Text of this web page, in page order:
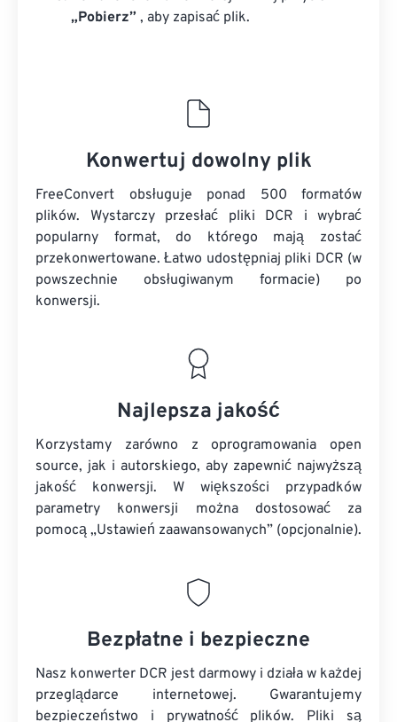
„Pobierz” , aby zapisać plik.
Konwertuj dowolny plik
FreeConvert obsługuje ponad 500 formatów
plików. Wystarczy przesłać pliki DCR i wybrać
popularny format, do którego mają zostać
przekonwertowane. Łatwo udostępniaj pliki DCR (w
powszechnie obsługiwanym formacie) po
konwersji.
Najlepsza jakość
Korzystamy zarówno z oprogramowania open
source, jak i autorskiego, aby zapewnić najwyższą
jakość konwersji. W większości przypadków
parametry konwersji można dostosować za
pomocą „Ustawień zaawansowanych” (opcjonalnie).
Bezpłatne i bezpieczne
Nasz konwerter DCR jest darmowy i działa w każdej
przeglądarce internetowej. Gwarantujemy
bezpieczeństwo i prywatność plików. Pliki są